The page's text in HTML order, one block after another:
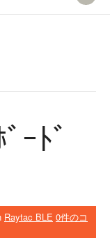
ｰﾄﾞ
Raytac BLE 0件のコ